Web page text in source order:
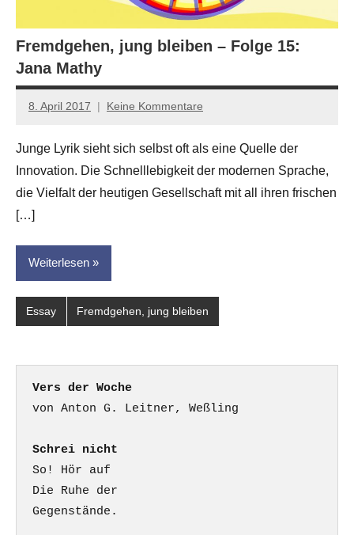
Fremdgehen, jung bleiben – Folge 15:
Jana Mathy
8. April 2017
Anton
Leitner
Keine Kommentare
Junge Lyrik sieht sich selbst oft als eine Quelle der
Innovation. Die Schnelllebigkeit der modernen Sprache,
die Vielfalt der heutigen Gesellschaft mit all ihren frischen
[…]
Weiterlesen
Essay Fremdgehen, jung bleiben
Vers der Woche
Schrei nicht
So! Hör auf
Die Ruhe der
Gegenstände.